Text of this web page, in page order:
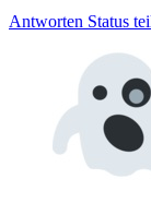
Antworten Status